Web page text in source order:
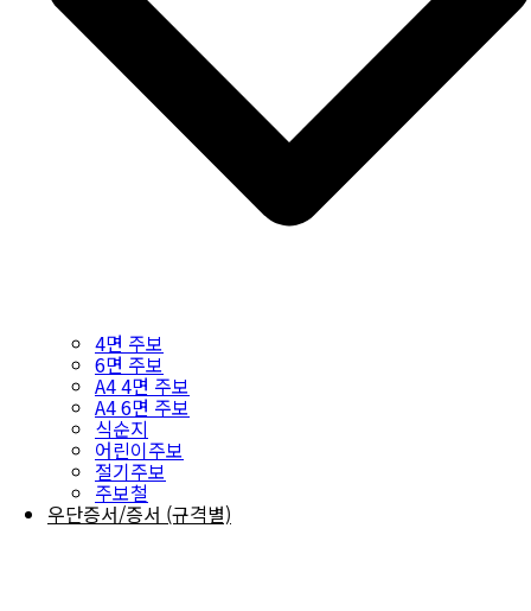
4면 주보
6면 주보
A4 4면 주보
A4 6면 주보
식순지
어린이주보
절기주보
주보철
우단증서/증서 (규격별)